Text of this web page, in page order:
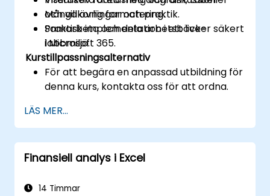
och villkorlig formatering.
Samarbeta och dela arbetsböcker säkert
i Microsoft 365.
Många övningar och praktik.
Praktisk implementation i ett live-
labbmiljö.
Kurstillpassningsalternativ
För att begära en anpassad utbildning för
denna kurs, kontakta oss för att ordna.
LÄS MER...
Finansiell analys i Excel
14 Timmar